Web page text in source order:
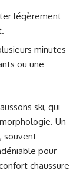
légèrement
minutes
ou une
ski, qui
Un
souvent
pour
chaussure